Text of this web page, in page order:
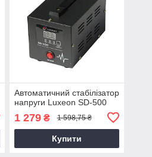
Автоматичний стабілізатор
напруги Luxeon SD-500
1 279₴ 1 598,75 ₴
Купити